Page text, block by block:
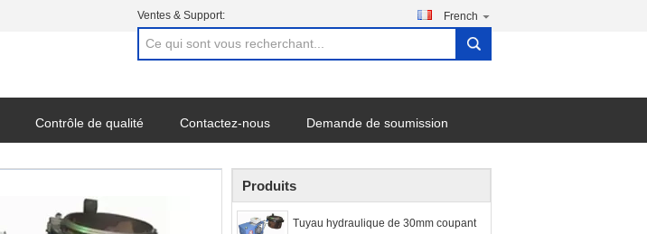
Ventes & Support: French
search
Contrôle de qualité Contactez-nous Demande de soumission
Produits
Tuyau hydraulique de 30mm coupant